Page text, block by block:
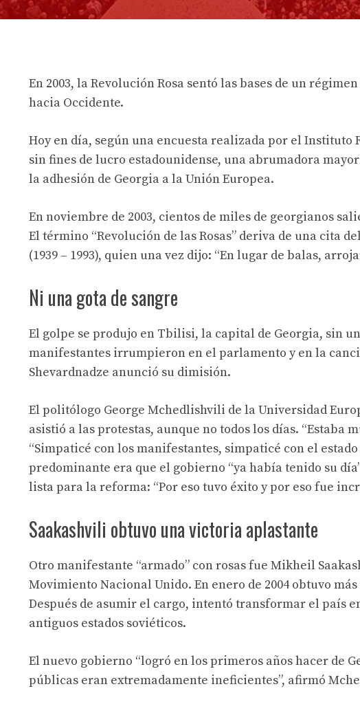
En 2003, la Revolución Rosa sentó las bases de un
hacia Occidente.
Hoy en día, según una encuesta realizada por el
sin fines de lucro estadounidense, una abrumadora
la adhesión de Georgia a la Unión Europea.
En noviembre de 2003, cientos de miles de georgianos
El término “Revolución de las Rosas” deriva de una cita
(1939 – 1993), quien una vez dijo: “En lugar de balas,
Ni una gota de sangre
El golpe se produjo en Tbilisi, la capital de Georgia, sin
manifestantes irrumpieron en el parlamento y en la
Shevardnadze anunció su dimisión.
El politólogo George Mchedlishvili de la Universidad
asistió a las protestas, aunque no todos los días. “Estaba
“Simpaticé con los manifestantes, simpaticé con el
predominante era que el gobierno “ya había tenido su
lista para la reforma: “Por eso tuvo éxito y por eso fue
Saakashvili obtuvo una victoria aplastante
Otro manifestante “armado” con rosas fue Mikheil
Movimiento Nacional Unido. En enero de 2004 obtuvo
Después de asumir el cargo, intentó transformar el país
antiguos estados soviéticos.
El nuevo gobierno “logró en los primeros años hacer de
públicas eran extremadamente ineficientes”, afirmó